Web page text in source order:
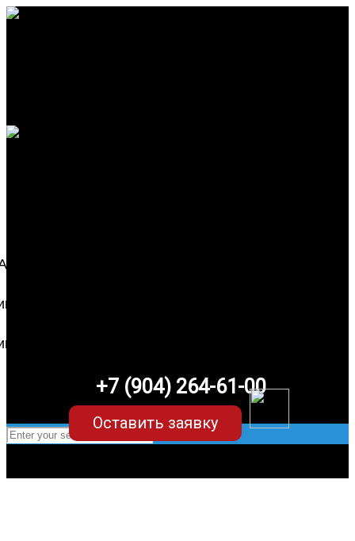
+7 (904) 264-61-00
Оставить заявку